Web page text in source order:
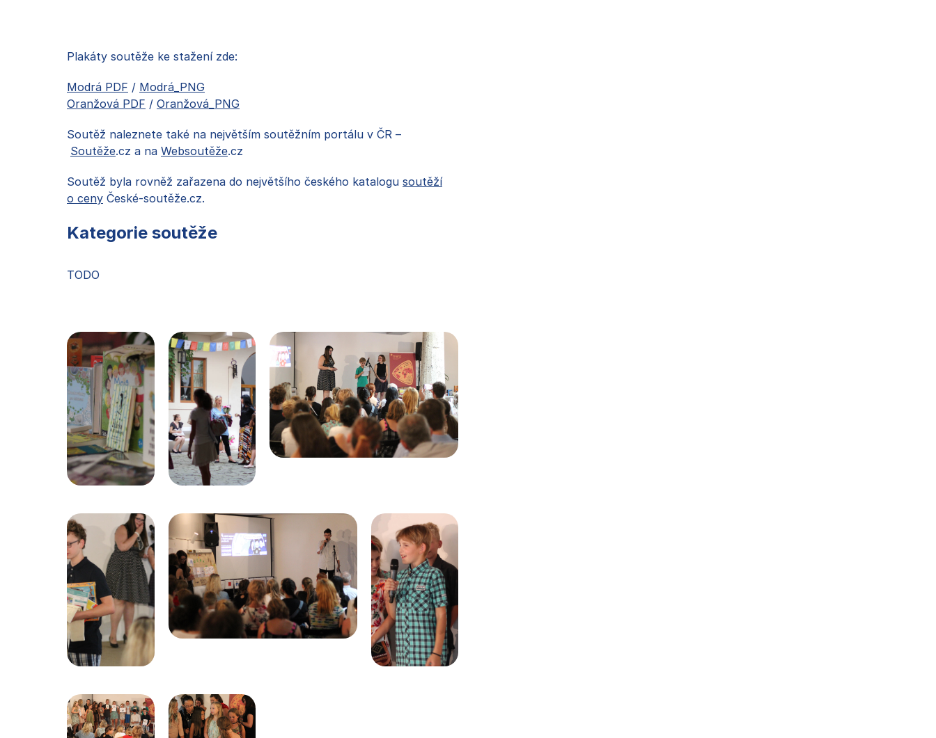
Plakáty soutěže ke stažení zde:
Modrá PDF / Modrá_PNG
Oranžová PDF / Oranžová_PNG
Soutěž naleznete také na největším soutěžním portálu v ČR –
Soutěže.cz a na Websoutěže.cz
Soutěž byla rovněž zařazena do největšího českého katalogu soutěží
o ceny České-soutěže.cz.
Kategorie soutěže
TODO